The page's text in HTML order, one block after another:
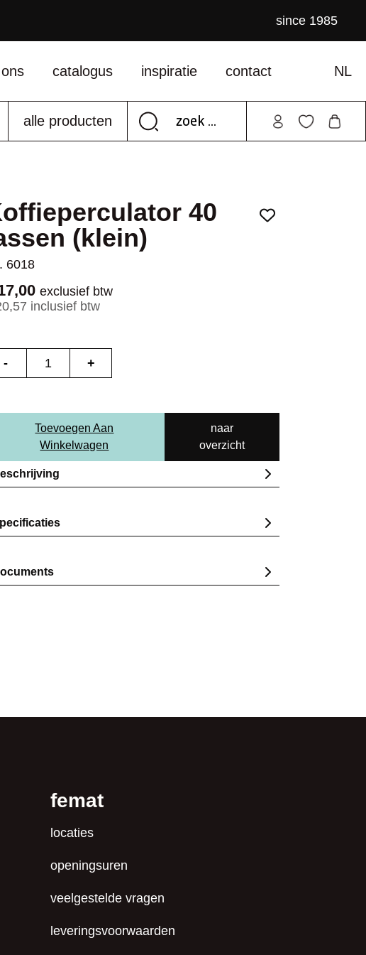
since 1985
catalogus inspiratie contact NL
alle producten
40
(klein)
6018
exclusief btw
inclusief btw
- +
Toevoegen Aan
Winkelwagen
naar
overzicht
femat
locaties
openingsuren
veelgestelde vragen
leveringsvoorwaarden